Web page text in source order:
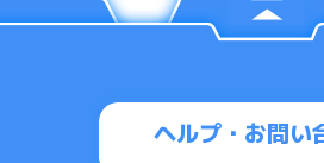
ヘルプ・お問い